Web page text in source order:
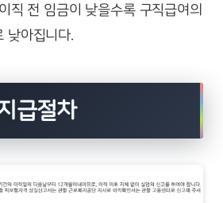
직 전 임금이 낮을수록 구직급여의
낮아집니다.
급절차